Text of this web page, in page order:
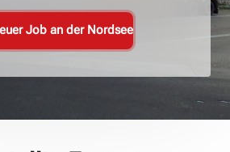
Job an der Nordsee